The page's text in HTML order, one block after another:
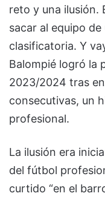
reto y una ilusión.
sacar al equipo
clasificatoria. Y
Balompié logró la
2023/2024 tras
consecutivas, un
profesional.
La ilusión era
del fútbol
curtido “en el